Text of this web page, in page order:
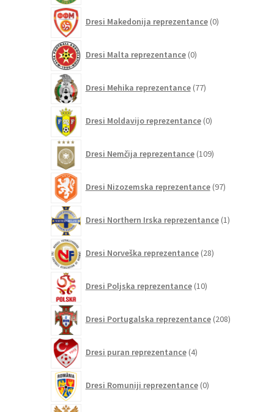
Dresi Makedonija reprezentance 0izdelkov
Dresi Malta reprezentance 0izdelkov
Dresi Mehika reprezentance 77izdelkov
Dresi Moldavijo reprezentance 0izdelkov
Dresi Nemčija reprezentance 109izdelkov
Dresi Nizozemska reprezentance 97izdelkov
Dresi Northern Irska reprezentance 1izdelek
Dresi Norveška reprezentance 28izdelkov
Dresi Poljska reprezentance 10izdelkov
Dresi Portugalska reprezentance 208izdelkov
Dresi puran reprezentance 4izdelki
Dresi Romuniji reprezentance 0izdelkov